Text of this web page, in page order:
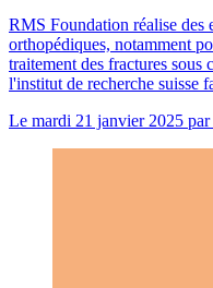
RMS Foundation réalise des
orthopédiques, notamment
traitement des fractures sous
l'institut de recherche suisse
Le mardi 21 janvier 2025 par